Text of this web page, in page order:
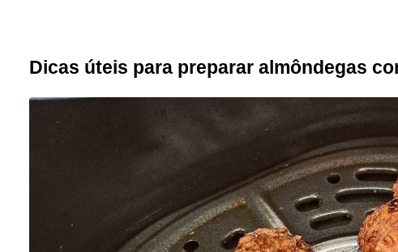
Dicas úteis para preparar almôndegas